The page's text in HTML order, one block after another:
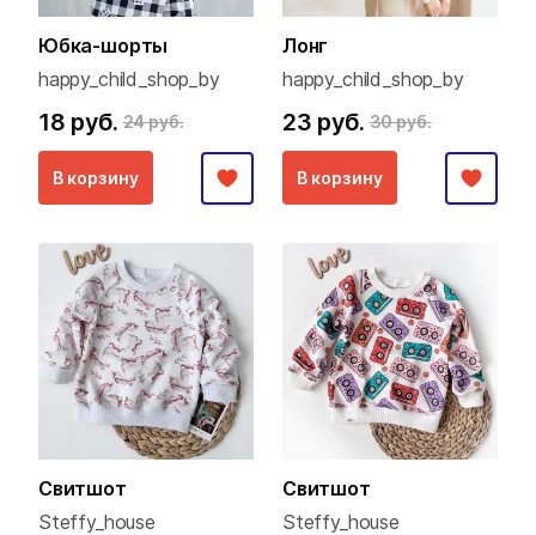
Юбка-шорты
happy_child_shop_by
18 руб. 24 руб.
В корзину
Лонг
happy_child_shop_by
23 руб. 30 руб.
В корзину
Свитшот
Steffy_house
Свитшот
Steffy_house